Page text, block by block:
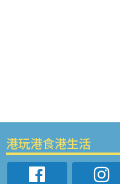
港玩港食港生活